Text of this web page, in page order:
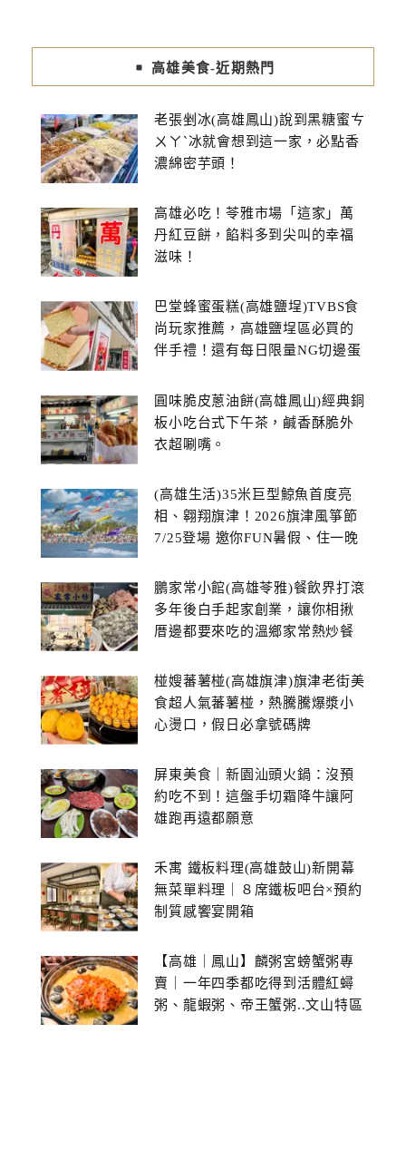
高雄美食-近期熱門
老張剉冰(高雄鳳山)說到黑糖蜜ㄘ
ㄨㄚˋ冰就會想到這一家，必點香
濃綿密芋頭！
高雄必吃！苓雅市場「這家」萬
丹紅豆餅，餡料多到尖叫的幸福
滋味！
巴堂蜂蜜蛋糕(高雄鹽埕)TVBS食
尚玩家推薦，高雄鹽埕區必買的
伴手禮！還有每日限量NG切邊蛋
圓味脆皮蔥油餅(高雄鳳山)經典銅
板小吃台式下午茶，鹹香酥脆外
衣超唰嘴。
(高雄生活)35米巨型鯨魚首度亮
相、翱翔旗津！2026旗津風箏節
7/25登場 邀你FUN暑假、住一晚
鵬家常小館(高雄苓雅)餐飲界打滾
多年後白手起家創業，讓你相揪
厝邊都要來吃的溫鄉家常熱炒餐
椪嫂蕃薯椪(高雄旗津)旗津老街美
食超人氣蕃薯椪，熱騰騰爆漿小
心燙口，假日必拿號碼牌
屏東美食｜新園汕頭火鍋：沒預
約吃不到！這盤手切霜降牛讓阿
雄跑再遠都願意
禾寓 鐵板料理(高雄鼓山)新開幕
無菜單料理｜８席鐵板吧台×預約
制質感饗宴開箱
【高雄｜鳳山】麟粥宮螃蟹粥專
賣｜一年四季都吃得到活體紅蟳
粥、龍蝦粥、帝王蟹粥..文山特區